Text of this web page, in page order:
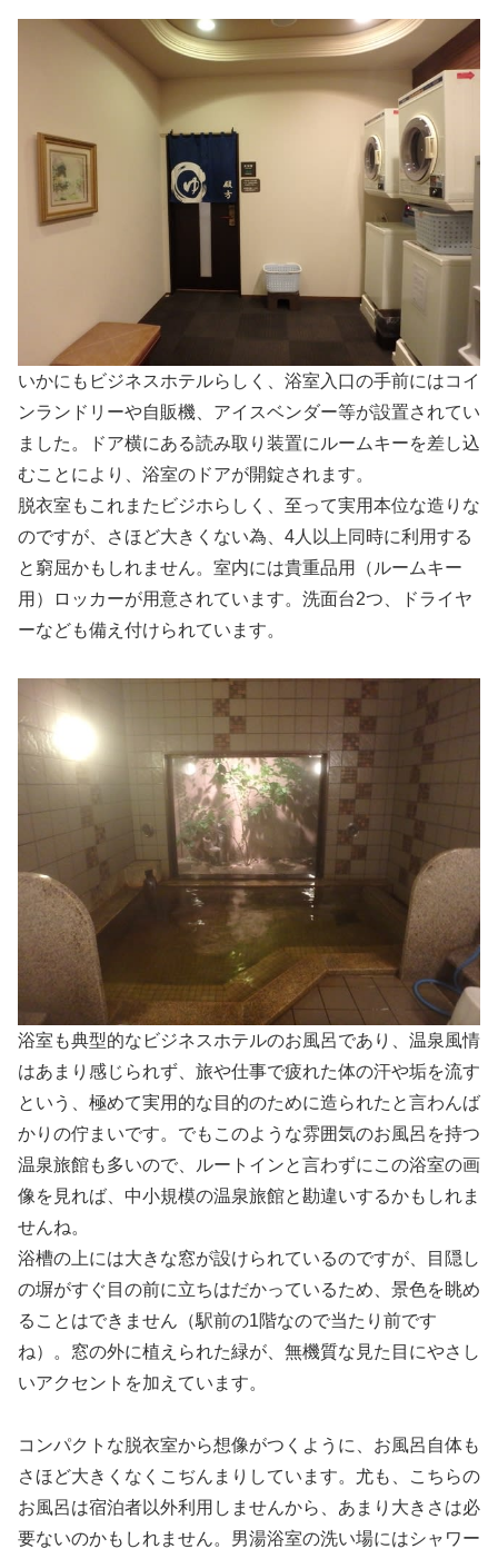
いかにもビジネスホテルらしく、浴室入口の手前にはコイ
ンランドリーや自販機、アイスベンダー等が設置されてい
ました。ドア横にある読み取り装置にルームキーを差し込
むことにより、浴室のドアが開錠されます。
脱衣室もこれまたビジホらしく、至って実用本位な造りな
のですが、さほど大きくない為、4人以上同時に利用する
と窮屈かもしれません。室内には貴重品用（ルームキー
用）ロッカーが用意されています。洗面台2つ、ドライヤ
ーなども備え付けられています。
浴室も典型的なビジネスホテルのお風呂であり、温泉風情
はあまり感じられず、旅や仕事で疲れた体の汗や垢を流す
という、極めて実用的な目的のために造られたと言わんば
かりの佇まいです。でもこのような雰囲気のお風呂を持つ
温泉旅館も多いので、ルートインと言わずにこの浴室の画
像を見れば、中小規模の温泉旅館と勘違いするかもしれま
せんね。
浴槽の上には大きな窓が設けられているのですが、目隠し
の塀がすぐ目の前に立ちはだかっているため、景色を眺め
ることはできません（駅前の1階なので当たり前です
ね）。窓の外に植えられた緑が、無機質な見た目にやさし
いアクセントを加えています。
コンパクトな脱衣室から想像がつくように、お風呂自体も
さほど大きくなくこぢんまりしています。尤も、こちらの
お風呂は宿泊者以外利用しませんから、あまり大きさは必
要ないのかもしれません。男湯浴室の洗い場にはシャワー